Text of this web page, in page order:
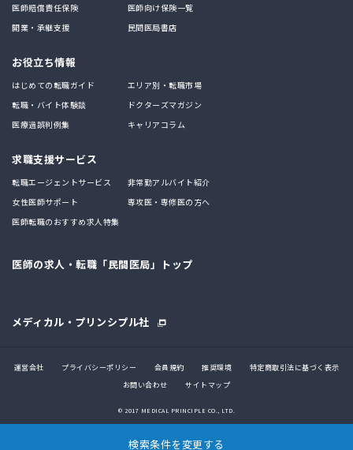
検索条件を変更する
医師賠償責任保険
医師向け保険一覧
開業・承継支援
民間医局書店
お役立ち情報
はじめての転職ガイド
エリア別・転職市場
転職・バイト体験談
ドクターズマガジン
医療過誤判例集
キャリアコラム
求職支援サービス
転職エージェントサービス
非常勤アルバイト紹介
女性医師サポート
専攻医・専修医の方へ
医師転職のおすすめ求人特集
医師の求人・転職「民間医局」トップ
メディカル・プリンシプル社
運営会社 プライバシーポリシー 会員規約 推奨環境
特定商取引法に基づく表示
お問い合わせ
サイトマップ
© 2017 MEDICAL PRINCIPLE CO., LTD.